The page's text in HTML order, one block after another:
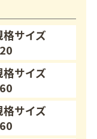
格サイズ
格サイズ
格サイズ